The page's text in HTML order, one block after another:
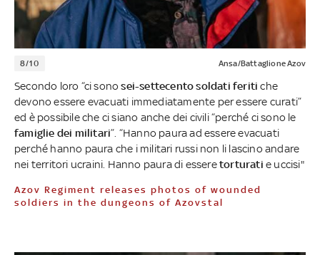
8/10 Ansa/Battaglione Azov
Secondo loro “ci sonosei-settecento soldati feriti che
devono essere evacuati immediatamente per essere curati”
ed è possibile che ci siano anche dei civili “perché ci sono le
famiglie dei militari”. “Hanno paura ad essere evacuati
perché hanno paura che i militari russi non li lascino andare
nei territori ucraini. Hanno paura di esseretorturati e uccisi"
Azov Regiment releases photos of wounded
soldiers in the dungeons of Azovstal